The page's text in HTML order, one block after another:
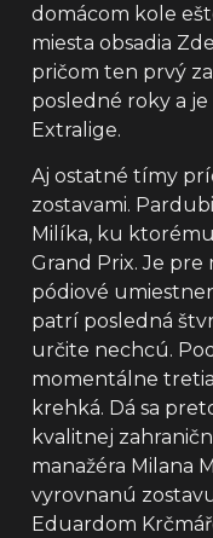
domácom kole
miesta obsadia
pričom ten prvý
posledné roky a
Extralige.
Aj ostatné tímy
zostavami.
Milíka, ku
Grand Prix. Je
pódiové
patrí posledná
určite nechcú.
momentálne
krehká. Dá sa
kvalitnej
manažéra Milana
vyrovnanú
Eduardom